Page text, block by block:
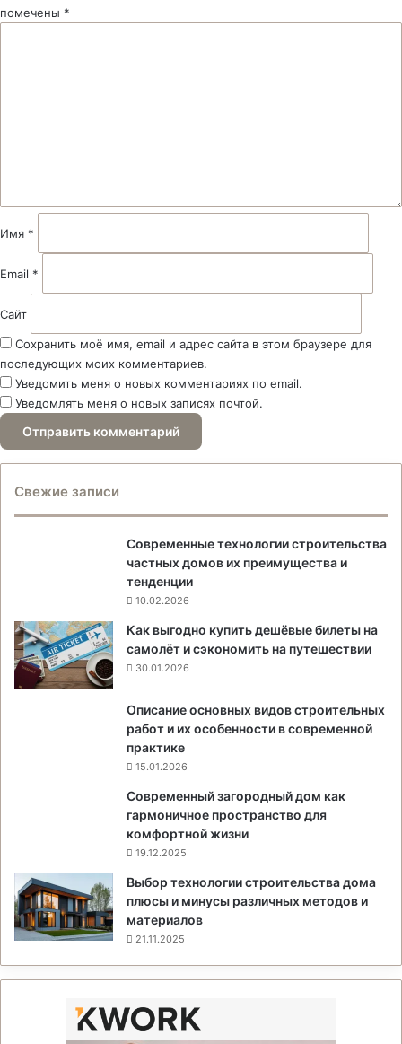
помечены *
и
й
Имя *
Email *
Сайт
Сохранить моё имя, email и адрес сайта в этом браузере для
последующих моих комментариев.
Уведомить меня о новых комментариях по email.
Уведомлять меня о новых записях почтой.
Свежие записи
Современные технологии строительства
частных домов их преимущества и
тенденции
10.02.2026
Как выгодно купить дешёвые билеты на
самолёт и сэкономить на путешествии
30.01.2026
Описание основных видов строительных
работ и их особенности в современной
практике
15.01.2026
Современный загородный дом как
гармоничное пространство для
комфортной жизни
19.12.2025
Выбор технологии строительства дома
плюсы и минусы различных методов и
материалов
21.11.2025